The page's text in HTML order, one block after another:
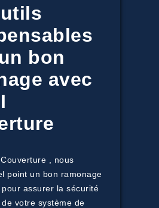
bon
avec
, nous
point un bon ramonage
assurer la sécurité
votre système de